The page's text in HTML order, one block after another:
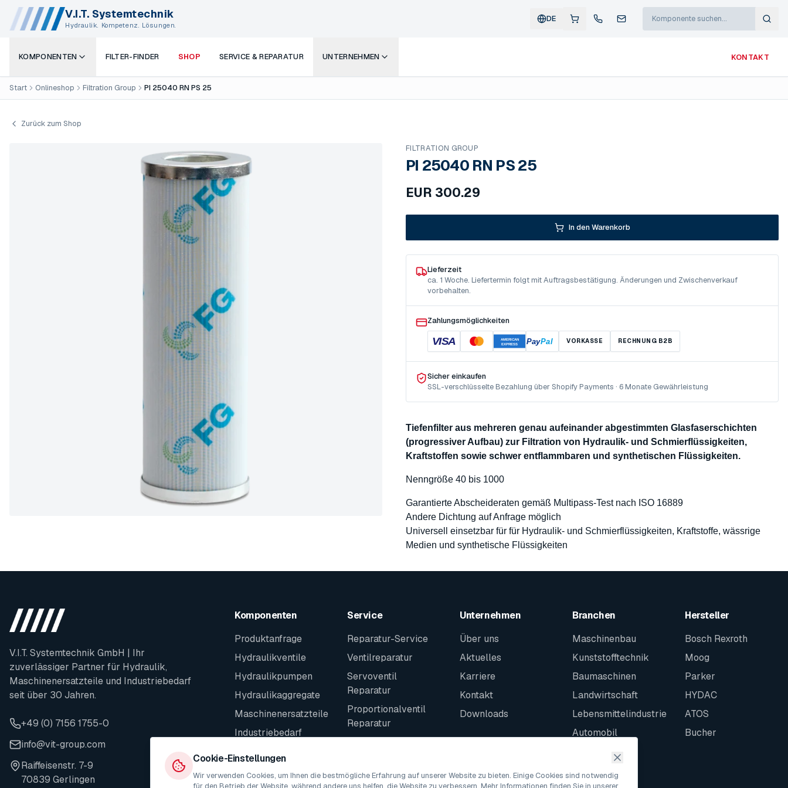
V.I.T. Systemtechnik
Hydraulik. Kompetenz. Lösungen.
DE
KOMPONENTEN FILTER-FINDER SHOP SERVICE & REPARATUR UNTERNEHMEN KONTAKT
Start Onlineshop Filtration Group PI 25040 RN PS 25
Zurück zum Shop
FILTRATION GROUP
PI 25040 RN PS 25
EUR 300.29
In den Warenkorb
Lieferzeit
ca. 1 Woche. Liefertermin folgt mit Auftragsbestätigung. Änderungen und Zwischenverkauf
vorbehalten.
Zahlungsmöglichkeiten
VISA
AMERICAN
EXPRESS
PayPal VORKASSE RECHNUNG B2B
Sicher einkaufen
SSL-verschlüsselte Bezahlung über Shopify Payments · 6 Monate Gewährleistung
Tiefenfilter aus mehreren genau aufeinander abgestimmten Glasfaserschichten
(progressiver Aufbau) zur Filtration von Hydraulik- und Schmierflüssigkeiten,
Kraftstoffen sowie schwer entflammbaren und synthetischen Flüssigkeiten.
Nenngröße 40 bis 1000
Garantierte Abscheideraten gemäß Multipass-Test nach ISO 16889
Andere Dichtung auf Anfrage möglich
Universell einsetzbar für für Hydraulik- und Schmierflüssigkeiten, Kraftstoffe, wässrige
Medien und synthetische Flüssigkeiten
V.I.T. Systemtechnik GmbH | Ihr
zuverlässiger Partner für Hydraulik,
Maschinenersatzteile und Industriebedarf
seit über 30 Jahren.
+49 (0) 7156 1755-0
info@vit-group.com
Raiffeisenstr. 7-9
70839 Gerlingen
Komponenten
Produktanfrage
Hydraulikventile
Hydraulikpumpen
Hydraulikaggregate
Maschinenersatzteile
Industriebedarf
Service
Reparatur-Service
Ventilreparatur
Servoventil
Reparatur
Proportionalventil
Reparatur
Unternehmen
Über uns
Aktuelles
Karriere
Kontakt
Downloads
Branchen
Maschinenbau
Kunststofftechnik
Baumaschinen
Landwirtschaft
Lebensmittelindustrie
Automobil
Intralogistik
Hersteller
Bosch Rexroth
Moog
Parker
HYDAC
ATOS
Bucher
Cookie-Einstellungen
Wir verwenden Cookies, um Ihnen die bestmögliche Erfahrung auf unserer Website zu bieten. Einige Cookies sind notwendig
für den Betrieb der Website, während andere uns helfen, die Website zu verbessern. Mehr Informationen finden Sie in unserer